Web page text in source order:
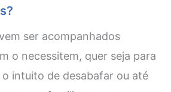
ser acompanhados
o necessitem, quer seja para
intuito de desabafar ou até